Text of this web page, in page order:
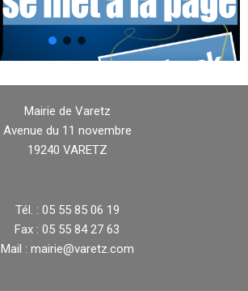
Mairie de Varetz
Avenue du 11 novembre
19240 VARETZ
Tél. : 05 55 85 06 19
Fax : 05 55 84 27 63
Mail : mairie@varetz.com